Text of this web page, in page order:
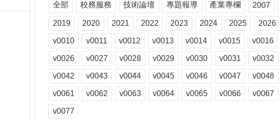
全部 校務服務 技術論壇 專題報導 產業專欄 2007
2019 2020 2021 2022 2023 2024 2025 2026
v0010 v0011 v0012 v0013 v0014 v0015 v0016
v0026 v0027 v0028 v0029 v0030 v0031 v0032
v0042 v0043 v0044 v0045 v0046 v0047 v0048
v0061 v0062 v0063 v0064 v0065 v0066 v0067
v0077